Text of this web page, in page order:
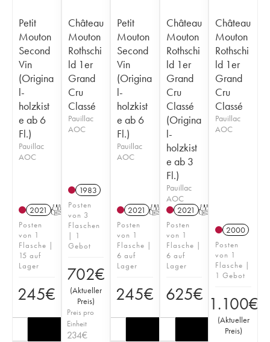
Petit
Mouton
Second
Vin
(Origina
l-
holzkist
e ab 6
Fl.)
Pauillac
AOC
2021 T
Posten
von 1
Flasche |
15 auf
Lager
245€
Château
Mouton
Rothschi
ld 1er
Grand
Cru
Classé
Pauillac
AOC
1983
Posten
von 3
Flaschen
| 1
Gebot
702€
(Aktueller
Preis)
Preis pro
Einheit
234€
Petit
Mouton
Second
Vin
(Origina
l-
holzkist
e ab 6
Fl.)
Pauillac
AOC
2021 T
Posten
von 1
Flasche |
6 auf
Lager
245€
Château
Mouton
Rothschi
ld 1er
Grand
Cru
Classé
(Origina
l-
holzkist
e ab 3
Fl.)
Pauillac
AOC
2021 T
Posten
von 1
Flasche |
6 auf
Lager
625€
Château
Mouton
Rothschi
ld 1er
Grand
Cru
Classé
Pauillac
AOC
2000
Posten
von 1
Flasche |
1 Gebot
1.100€
(Aktueller
Preis)